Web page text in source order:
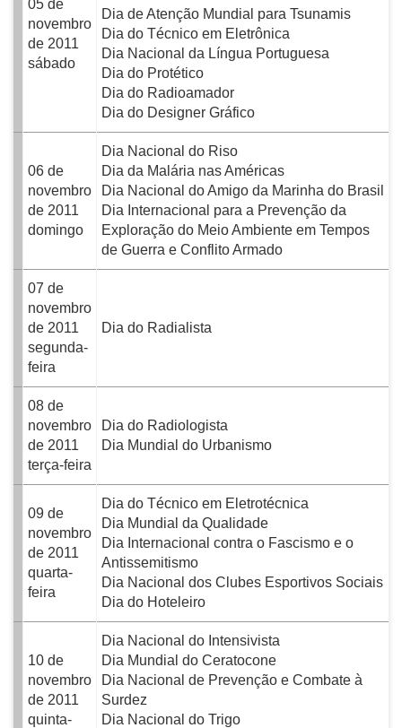
05 de
novembro
de 2011
sábado
Dia de Atenção Mundial para Tsunamis
Dia do Técnico em Eletrônica
Dia Nacional da Língua Portuguesa
Dia do Protético
Dia do Radioamador
Dia do Designer Gráfico
06 de
novembro
de 2011
domingo
Dia Nacional do Riso
Dia da Malária nas Américas
Dia Nacional do Amigo da Marinha do Brasil
Dia Internacional para a Prevenção da
Exploração do Meio Ambiente em Tempos
de Guerra e Conflito Armado
07 de
novembro
de 2011
segunda-
feira
Dia do Radialista
08 de
novembro
de 2011
terça-feira
Dia do Radiologista
Dia Mundial do Urbanismo
09 de
novembro
de 2011
quarta-
feira
Dia do Técnico em Eletrotécnica
Dia Mundial da Qualidade
Dia Internacional contra o Fascismo e o
Antissemitismo
Dia Nacional dos Clubes Esportivos Sociais
Dia do Hoteleiro
10 de
novembro
de 2011
quinta-
Dia Nacional do Intensivista
Dia Mundial do Ceratocone
Dia Nacional de Prevenção e Combate à
Surdez
Dia Nacional do Trigo